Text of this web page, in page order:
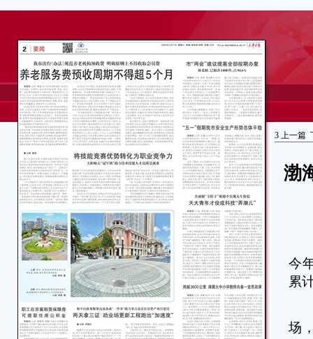
3 上一篇
渤
今
累
场